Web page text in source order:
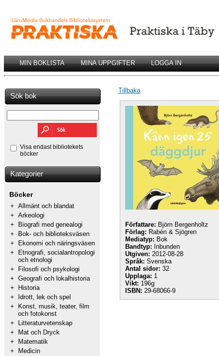
MIN BOKLISTA MINA UPPGIFTER LOGGA IN
Sök bok
Visa endast bibliotekets
böcker
Kategorier
Böcker
+ Allmänt och blandat
+ Arkeologi
+
Biografi med genealogi
+
Bok- och biblioteksväsen
+
Ekonomi och näringsväsen
+
Etnografi, socialantropologi
och etnologi
+
Filosofi och psykologi
+ Geografi och lokalhistoria
+
Historia
+
Idrott, lek och spel
+
Konst, musik, teater, film
och fotokonst
+
Litteraturvetenskap
+
Mat och Dryck
+
Matematik
+
Medicin
Tillbaka
Författare: Björn Bergenholtz
Förlag: Rabén & Sjögren
Mediatyp: Bok
Bandtyp: Inbunden
Utgiven: 2012-08-28
Språk: Svenska
Antal sidor: 32
Upplaga: 1
Vikt: 196g
ISBN: 29-68066-9